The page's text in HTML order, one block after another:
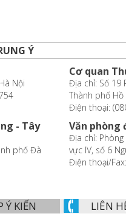
Ý
Nội
- Tây
phố Đà
Cơ quan
Địa chỉ: Số 19
Thành phố Hồ
Điện thoại:
Văn phòng
Địa chỉ: Phòng
vực IV, số 6
Điện thoại/
Ý KIẾN LIÊN